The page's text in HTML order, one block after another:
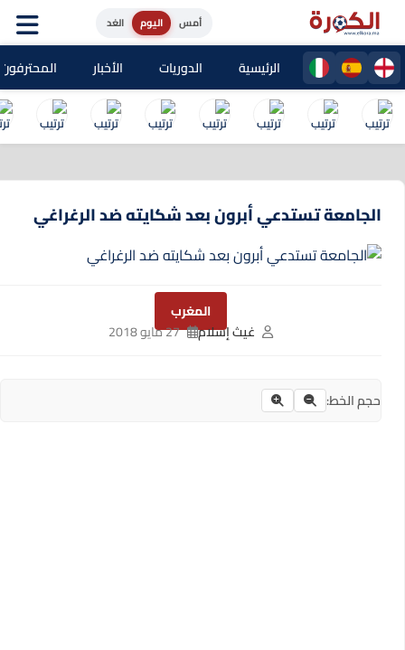
اليوم الغد
الرئيسية الدوريات الأخبار المحترفون
الجامعة تستدعي أبرون بعد شكايته ضد الرغراغي
المغرب
غيث إسلام
27 مايو 2018
حجم الخط: